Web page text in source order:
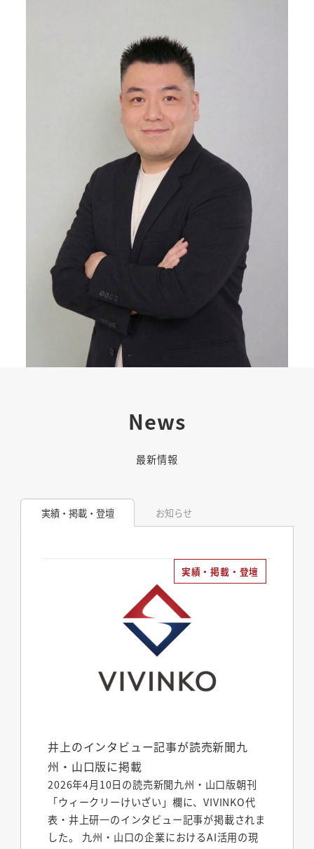
News
最新情報
実績・掲載・登壇 お知らせ
実績・掲載・登壇
井上のインタビュー記事が読売新聞九
州・山口版に掲載
2026年4月10日の読売新聞九州・山口版朝刊
「ウィークリーけいざい」欄に、VIVINKO代
表・井上研一のインタビュー記事が掲載されま
した。 九州・山口の企業におけるAI活用の現